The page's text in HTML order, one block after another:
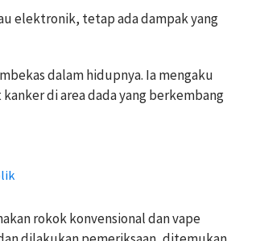
elektronik, tetap ada dampak yang
dalam hidupnya. Ia mengaku
di area dada yang berkembang
rokok konvensional dan vape